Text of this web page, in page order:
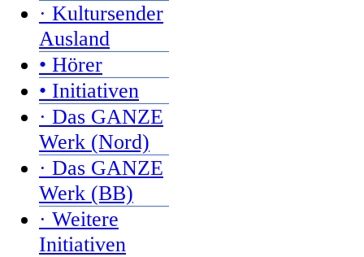
· Kultursender
Ausland
• Hörer
• Initiativen
· Das GANZE
Werk (Nord)
· Das GANZE
Werk (BB)
· Weitere
Initiativen